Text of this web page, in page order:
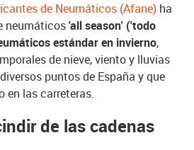
de Neumáticos (Afane) ha
neumáticos'all season' ('todo
estándar en invierno,
de nieve, viento y lluvias
puntos de España y que
en las carreteras.
de las cadenas